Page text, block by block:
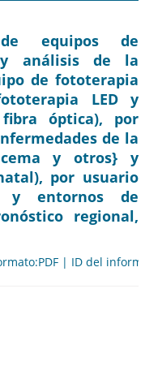
equipos de
y análisis de la
de fototerapia
LED y
óptica), por
de la
y otros} y
por usuario
y entornos de
regional,
| ID del